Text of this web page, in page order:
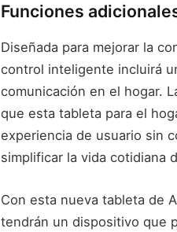
Funciones
Diseñada para mejorar la
control inteligente incluirá
comunicación en el hogar.
que esta tableta para el
experiencia de usuario sin
simplificar la vida cotidiana
Con esta nueva tableta de
tendrán un dispositivo que